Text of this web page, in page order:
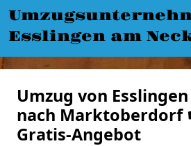
Esslingen am
Umzug von
nach Marktoberdorf
Gratis-Angebot